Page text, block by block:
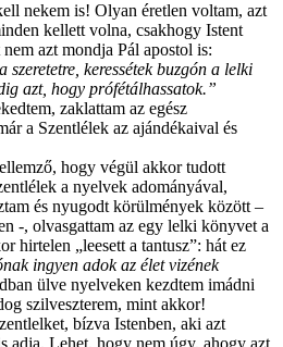
nekem is! Olyan éretlen voltam, azt
kellett volna, csakhogy Istent
azt mondja Pál apostol is:
szeretetre, keressétek buzgón a lelki
azt, hogy prófétálhassatok.”
zaklattam az egész
a Szentlélek az ajándékaival és
hogy végül akkor tudott
a nyelvek adományával,
és nyugodt körülmények között –
-, olvasgattam az egy lelki könyvet a
hirtelen „leesett a tantusz”: hát ez
ingyen adok az élet vizének
ülve nyelveken kezdtem imádni
szilveszterem, mint akkor!
bízva Istenben, aki azt
adja. Lehet, hogy nem úgy, ahogy azt